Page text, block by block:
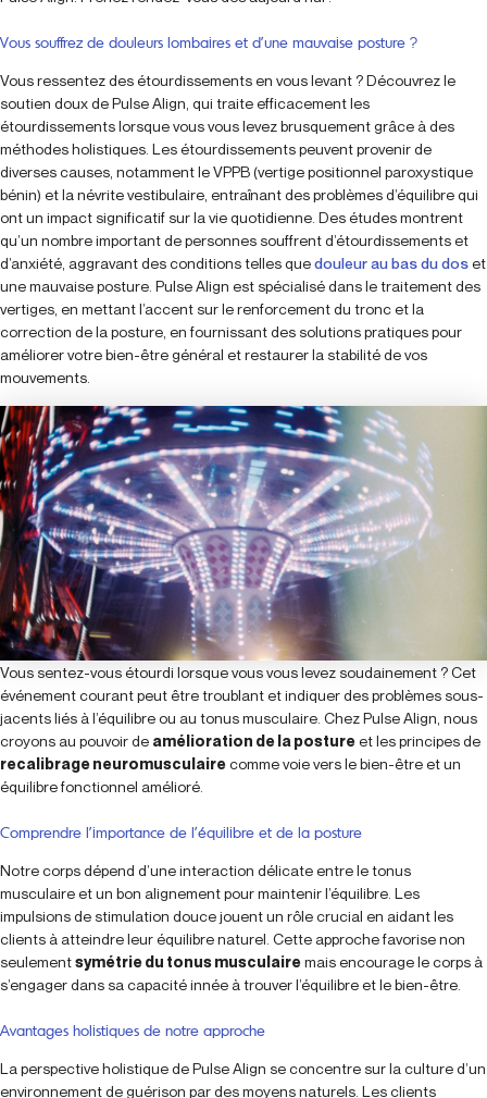
Vous souffrez de douleurs lombaires et d’une mauvaise posture ?
Vous ressentez des étourdissements en vous levant ? Découvrez le
soutien doux de Pulse Align, qui traite efficacement les
étourdissements lorsque vous vous levez brusquement grâce à des
méthodes holistiques. Les étourdissements peuvent provenir de
diverses causes, notamment le VPPB (vertige positionnel paroxystique
bénin) et la névrite vestibulaire, entraînant des problèmes d’équilibre qui
ont un impact significatif sur la vie quotidienne. Des études montrent
qu’un nombre important de personnes souffrent d’étourdissements et
d’anxiété, aggravant des conditions telles quedouleur au bas du doset
une mauvaise posture. Pulse Align est spécialisé dans le traitement des
vertiges, en mettant l’accent sur le renforcement du tronc et la
correction de la posture, en fournissant des solutions pratiques pour
améliorer votre bien-être général et restaurer la stabilité de vos
mouvements.
Vous sentez-vous étourdi lorsque vous vous levez soudainement ? Cet
événement courant peut être troublant et indiquer des problèmes sous-
jacents liés à l’équilibre ou au tonus musculaire. Chez Pulse Align, nous
croyons au pouvoir de amélioration de la postureet les principes de
recalibrage neuromusculairecomme voie vers le bien-être et un
équilibre fonctionnel amélioré.
Comprendre l’importance de l’équilibre et de la posture
Notre corps dépend d’une interaction délicate entre le tonus
musculaire et un bon alignement pour maintenir l’équilibre. Les
impulsions de stimulation douce jouent un rôle crucial en aidant les
clients à atteindre leur équilibre naturel. Cette approche favorise non
seulementsymétrie du tonus musculairemais encourage le corps à
s’engager dans sa capacité innée à trouver l’équilibre et le bien-être.
Avantages holistiques de notre approche
La perspective holistique de Pulse Align se concentre sur la culture d’un
environnement de guérison par des moyens naturels. Les clients